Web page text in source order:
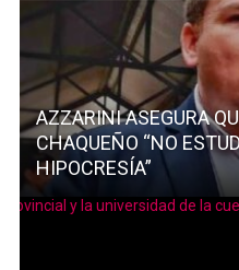
AZZARINI ASEGURA
CHAQUEÑO “NO
HIPOCRESÍA”